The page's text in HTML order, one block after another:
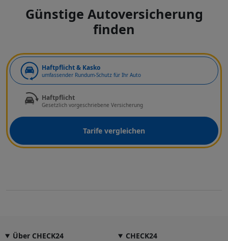
Günstige Autoversicherung
finden
Haftpflicht & Kasko
umfassender Rundum-Schutz für Ihr Auto
Haftpflicht
Gesetzlich vorgeschriebene Versicherung
Tarife vergleichen
Über CHECK24
CHECK24